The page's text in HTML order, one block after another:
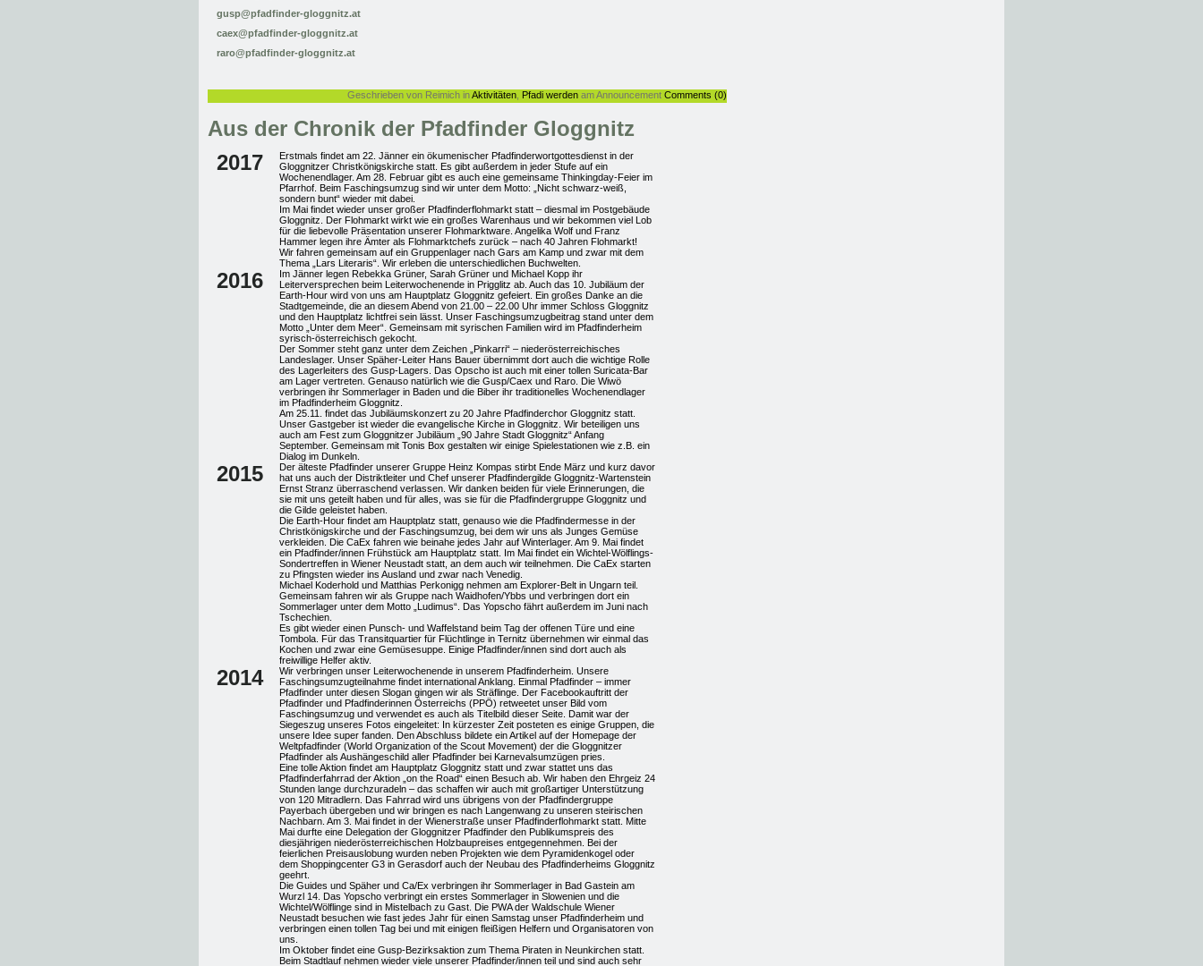
gusp@pfadfinder-gloggnitz.at
caex@pfadfinder-gloggnitz.at
raro@pfadfinder-gloggnitz.at
Geschrieben von Reimich inAktivitäten Pfadi werden am Announcement Comments (0)
Aus der Chronik der Pfadfinder Gloggnitz
2017
Erstmals findet am 22. Jänner ein ökumenischer Pfadfinderwortgottesdienst in der
Gloggnitzer Christkönigskirche statt. Es gibt außerdem in jeder Stufe auf ein
Wochenendlager. Am 28. Februar gibt es auch eine gemeinsame Thinkingday-Feier im
Pfarrhof. Beim Faschingsumzug sind wir unter dem Motto: „Nicht schwarz-weiß,
sondern bunt“ wieder mit dabei.
Im Mai findet wieder unser großer Pfadfinderflohmarkt statt – diesmal im Postgebäude
Gloggnitz. Der Flohmarkt wirkt wie ein großes Warenhaus und wir bekommen viel Lob
für die liebevolle Präsentation unserer Flohmarktware. Angelika Wolf und Franz
Hammer legen ihre Ämter als Flohmarktchefs zurück – nach 40 Jahren Flohmarkt!
Wir fahren gemeinsam auf ein Gruppenlager nach Gars am Kamp und zwar mit dem
Thema „Lars Literaris“. Wir erleben die unterschiedlichen Buchwelten.
2016
Im Jänner legen Rebekka Grüner, Sarah Grüner und Michael Kopp ihr
Leiterversprechen beim Leiterwochenende in Prigglitz ab. Auch das 10. Jubiläum der
Earth-Hour wird von uns am Hauptplatz Gloggnitz gefeiert. Ein großes Danke an die
Stadtgemeinde, die an diesem Abend von 21.00 – 22.00 Uhr immer Schloss Gloggnitz
und den Hauptplatz lichtfrei sein lässt. Unser Faschingsumzugbeitrag stand unter dem
Motto „Unter dem Meer“. Gemeinsam mit syrischen Familien wird im Pfadfinderheim
syrisch-österreichisch gekocht.
Der Sommer steht ganz unter dem Zeichen „Pinkarri“ – niederösterreichisches
Landeslager. Unser Späher-Leiter Hans Bauer übernimmt dort auch die wichtige Rolle
des Lagerleiters des Gusp-Lagers. Das Opscho ist auch mit einer tollen Suricata-Bar
am Lager vertreten. Genauso natürlich wie die Gusp/Caex und Raro. Die Wiwö
verbringen ihr Sommerlager in Baden und die Biber ihr traditionelles Wochenendlager
im Pfadfinderheim Gloggnitz.
Am 25.11. findet das Jubiläumskonzert zu 20 Jahre Pfadfinderchor Gloggnitz statt.
Unser Gastgeber ist wieder die evangelische Kirche in Gloggnitz. Wir beteiligen uns
auch am Fest zum Gloggnitzer Jubiläum „90 Jahre Stadt Gloggnitz“ Anfang
September. Gemeinsam mit Tonis Box gestalten wir einige Spielestationen wie z.B. ein
Dialog im Dunkeln.
2015
Der älteste Pfadfinder unserer Gruppe Heinz Kompas stirbt Ende März und kurz davor
hat uns auch der Distriktleiter und Chef unserer Pfadfindergilde Gloggnitz-Wartenstein
Ernst Stranz überraschend verlassen. Wir danken beiden für viele Erinnerungen, die
sie mit uns geteilt haben und für alles, was sie für die Pfadfindergruppe Gloggnitz und
die Gilde geleistet haben.
Die Earth-Hour findet am Hauptplatz statt, genauso wie die Pfadfindermesse in der
Christkönigskirche und der Faschingsumzug, bei dem wir uns als Junges Gemüse
verkleiden. Die CaEx fahren wie beinahe jedes Jahr auf Winterlager. Am 9. Mai findet
ein Pfadfinder/innen Frühstück am Hauptplatz statt. Im Mai findet ein Wichtel-Wölflings-
Sondertreffen in Wiener Neustadt statt, an dem auch wir teilnehmen. Die CaEx starten
zu Pfingsten wieder ins Ausland und zwar nach Venedig.
Michael Koderhold und Matthias Perkonigg nehmen am Explorer-Belt in Ungarn teil.
Gemeinsam fahren wir als Gruppe nach Waidhofen/Ybbs und verbringen dort ein
Sommerlager unter dem Motto „Ludimus“. Das Yopscho fährt außerdem im Juni nach
Tschechien.
Es gibt wieder einen Punsch- und Waffelstand beim Tag der offenen Türe und eine
Tombola. Für das Transitquartier für Flüchtlinge in Ternitz übernehmen wir einmal das
Kochen und zwar eine Gemüsesuppe. Einige Pfadfinder/innen sind dort auch als
freiwillige Helfer aktiv.
2014
Wir verbringen unser Leiterwochenende in unserem Pfadfinderheim. Unsere
Faschingsumzugteilnahme findet international Anklang. Einmal Pfadfinder – immer
Pfadfinder unter diesen Slogan gingen wir als Sträflinge. Der Facebookauftritt der
Pfadfinder und Pfadfinderinnen Österreichs (PPÖ) retweetet unser Bild vom
Faschingsumzug und verwendet es auch als Titelbild dieser Seite. Damit war der
Siegeszug unseres Fotos eingeleitet: In kürzester Zeit posteten es einige Gruppen, die
unsere Idee super fanden. Den Abschluss bildete ein Artikel auf der Homepage der
Weltpfadfinder (World Organization of the Scout Movement) der die Gloggnitzer
Pfadfinder als Aushängeschild aller Pfadfinder bei Karnevalsumzügen pries.
Eine tolle Aktion findet am Hauptplatz Gloggnitz statt und zwar stattet uns das
Pfadfinderfahrrad der Aktion „on the Road“ einen Besuch ab. Wir haben den Ehrgeiz 24
Stunden lange durchzuradeln – das schaffen wir auch mit großartiger Unterstützung
von 120 Mitradlern. Das Fahrrad wird uns übrigens von der Pfadfindergruppe
Payerbach übergeben und wir bringen es nach Langenwang zu unseren steirischen
Nachbarn. Am 3. Mai findet in der Wienerstraße unser Pfadfinderflohmarkt statt. Mitte
Mai durfte eine Delegation der Gloggnitzer Pfadfinder den Publikumspreis des
diesjährigen niederösterreichischen Holzbaupreises entgegennehmen. Bei der
feierlichen Preisauslobung wurden neben Projekten wie dem Pyramidenkogel oder
dem Shoppingcenter G3 in Gerasdorf auch der Neubau des Pfadfinderheims Gloggnitz
geehrt.
Die Guides und Späher und Ca/Ex verbringen ihr Sommerlager in Bad Gastein am
Wurzl 14. Das Yopscho verbringt ein erstes Sommerlager in Slowenien und die
Wichtel/Wölflinge sind in Mistelbach zu Gast. Die PWA der Waldschule Wiener
Neustadt besuchen wie fast jedes Jahr für einen Samstag unser Pfadfinderheim und
verbringen einen tollen Tag bei und mit einigen fleißigen Helfern und Organisatoren von
uns.
Im Oktober findet eine Gusp-Bezirksaktion zum Thema Piraten in Neunkirchen statt.
Beim Stadtlauf nehmen wieder viele unserer Pfadfinder/innen teil und sind auch sehr